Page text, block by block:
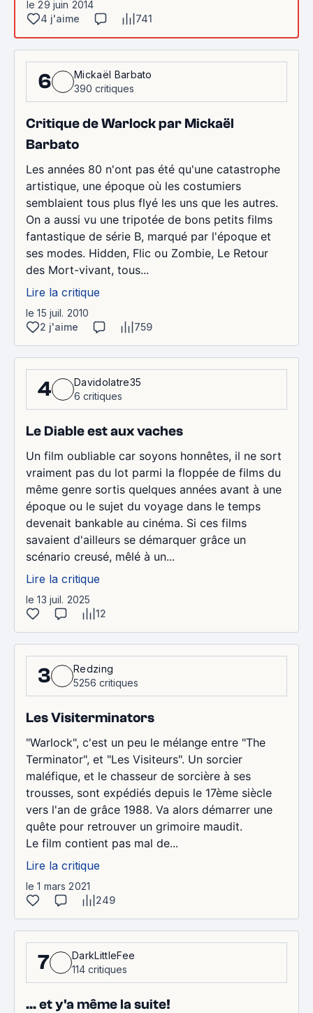
le 29 juin 2014
4 j'aime
741
6
Mickaël Barbato
390 critiques
Critique de Warlock par Mickaël
Barbato
Les années 80 n'ont pas été qu'une catastrophe
artistique, une époque où les costumiers
semblaient tous plus flyé les uns que les autres.
On a aussi vu une tripotée de bons petits films
fantastique de série B, marqué par l'époque et
ses modes. Hidden, Flic ou Zombie, Le Retour
des Mort-vivant, tous...
Lire la critique
le 15 juil. 2010
2 j'aime
759
4
Davidolatre35
6 critiques
Le Diable est aux vaches
Un film oubliable car soyons honnêtes, il ne sort
vraiment pas du lot parmi la floppée de films du
même genre sortis quelques années avant à une
époque ou le sujet du voyage dans le temps
devenait bankable au cinéma. Si ces films
savaient d'ailleurs se démarquer grâce un
scénario creusé, mêlé à un...
Lire la critique
le 13 juil. 2025
12
3
Redzing
5256 critiques
Les Visiterminators
"Warlock", c'est un peu le mélange entre "The
Terminator", et "Les Visiteurs". Un sorcier
maléfique, et le chasseur de sorcière à ses
trousses, sont expédiés depuis le 17ème siècle
vers l'an de grâce 1988. Va alors démarrer une
quête pour retrouver un grimoire maudit.
Le film contient pas mal de...
Lire la critique
le 1 mars 2021
249
7
DarkLittleFee
114 critiques
... et y'a même la suite!